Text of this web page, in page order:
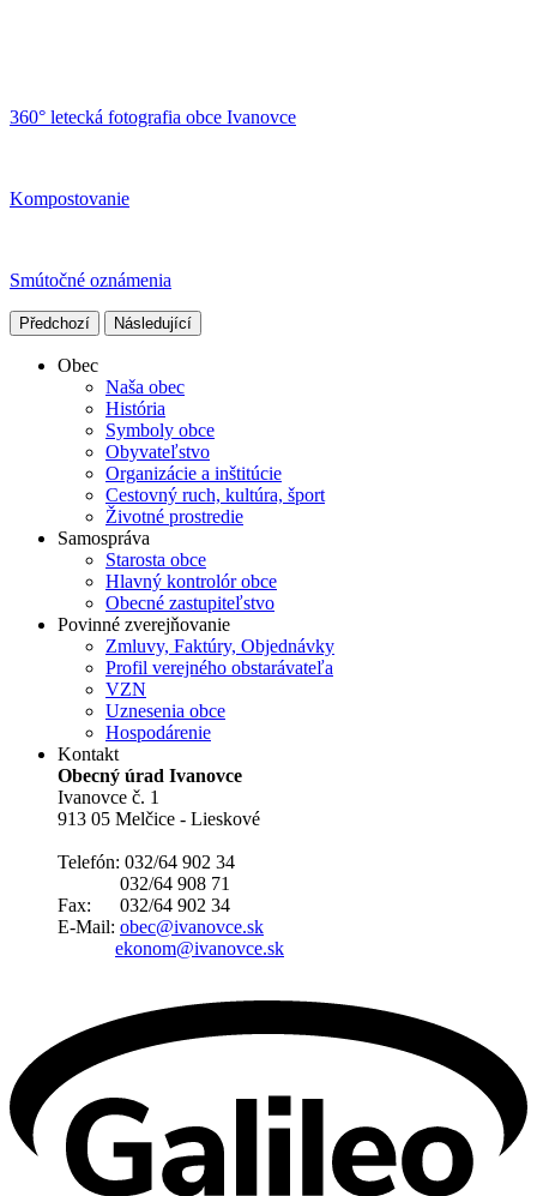
360° letecká fotografia obce Ivanovce
Kompostovanie
Smútočné oznámenia
Předchozí Následující
Obec
Naša obec
História
Symboly obce
Obyvateľstvo
Organizácie a inštitúcie
Cestovný ruch, kultúra, šport
Životné prostredie
Samospráva
Starosta obce
Hlavný kontrolór obce
Obecné zastupiteľstvo
Povinné zverejňovanie
Zmluvy, Faktúry, Objednávky
Profil verejného obstarávateľa
VZN
Uznesenia obce
Hospodárenie
Kontakt
Obecný úrad Ivanovce
Ivanovce č. 1
913 05 Melčice - Lieskové
Telefón: 032/64 902 34
032/64 908 71
Fax: 032/64 902 34
E-Mail: obec@ivanovce.sk
ekonom@ivanovce.sk